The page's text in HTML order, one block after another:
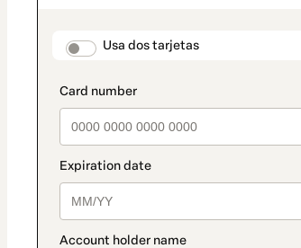
Usa dos tarjetas
seleccionado